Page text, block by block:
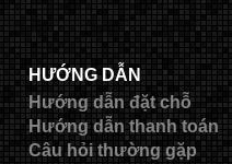
HƯỚNG DẪN
Hướng dẫn đặt chỗ
Hướng dẫn thanh toán
Câu hỏi thường gặp